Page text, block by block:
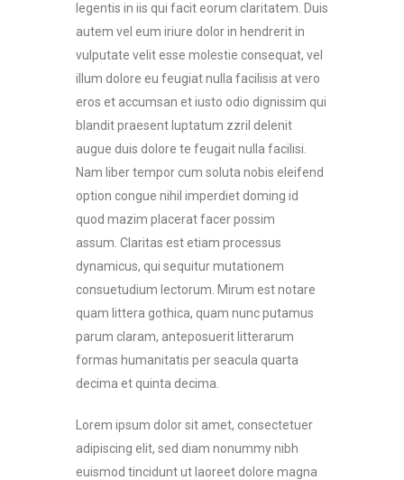
legentis in iis qui facit eorum claritatem. Duis
autem vel eum iriure dolor in hendrerit in
vulputate velit esse molestie consequat, vel
illum dolore eu feugiat nulla facilisis at vero
eros et accumsan et iusto odio dignissim qui
blandit praesent luptatum zzril delenit
augue duis dolore te feugait nulla facilisi.
Nam liber tempor cum soluta nobis eleifend
option congue nihil imperdiet doming id
quod mazim placerat facer possim
assum. Claritas est etiam processus
dynamicus, qui sequitur mutationem
consuetudium lectorum. Mirum est notare
quam littera gothica, quam nunc putamus
parum claram, anteposuerit litterarum
formas humanitatis per seacula quarta
decima et quinta decima.
Lorem ipsum dolor sit amet, consectetuer
adipiscing elit, sed diam nonummy nibh
euismod tincidunt ut laoreet dolore magna